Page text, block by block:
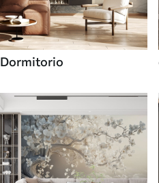
Dormitorio